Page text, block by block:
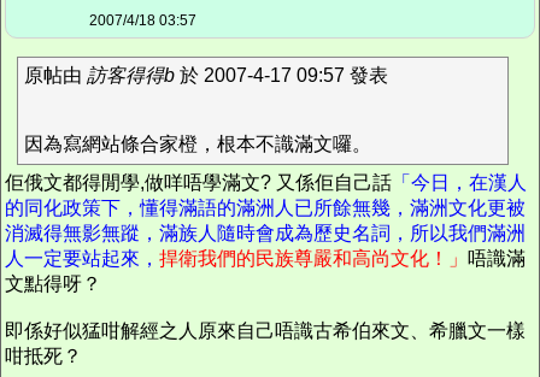
2007/4/18 03:57
原帖由 訪客得得b 於 2007-4-17 09:57 發表
因為寫網站條合家橙，根本不識滿文囉。
佢俄文都得閒學,做咩唔學滿文? 又係佢自己話 「今日，在漢人
的同化政策下，懂得滿語的滿洲人已所餘無幾，滿洲文化更被
消滅得無影無蹤，滿族人隨時會成為歷史名詞，所以我們滿洲
人一定要站起來， 捍衛我們的民族尊嚴和高尚文化！」 唔識滿
文點得呀？
即係好似猛咁解經之人原來自己唔識古希伯來文、希臘文一樣
咁抵死？